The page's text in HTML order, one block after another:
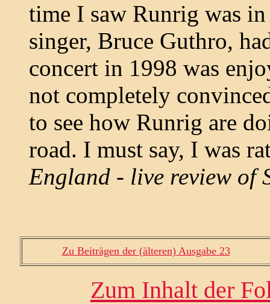
time I saw Runrig was
singer, Bruce Guthro,
concert in 1998 was
not completely
to see how Runrig are
road. I must say, I was
England - live review of
Zu Beiträgen der (älteren) Ausgabe 23
Zum Inhalt der